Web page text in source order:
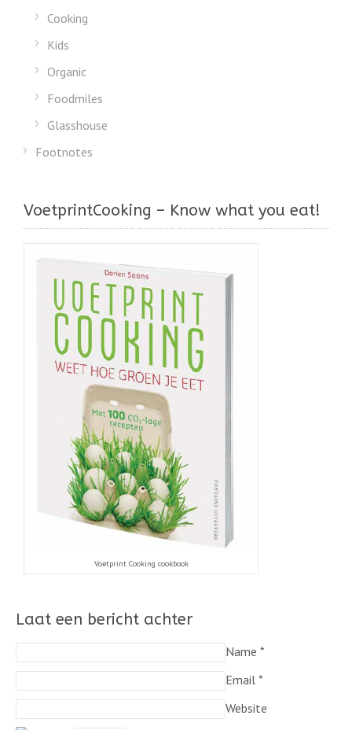
Cooking
Kids
Organic
Foodmiles
Glasshouse
Footnotes
VoetprintCooking – Know what you eat!
Voetprint Cooking cookbook
Laat een bericht achter
Name *
Email *
Website